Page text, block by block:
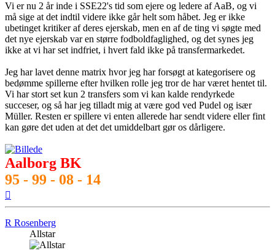
Vi er nu 2 år inde i SSE22's tid som ejere og ledere af AaB, og vi
må sige at det indtil videre ikke går helt som håbet. Jeg er ikke
ubetinget kritiker af deres ejerskab, men en af de ting vi søgte med
det nye ejerskab var en større fodboldfaglighed, og det synes jeg
ikke at vi har set indfriet, i hvert fald ikke på transfermarkedet.
Jeg har lavet denne matrix hvor jeg har forsøgt at kategorisere og
bedømme spillerne efter hvilken rolle jeg tror de har været hentet til.
Vi har stort set kun 2 transfers som vi kan kalde rendyrkede
succeser, og så har jeg tilladt mig at være god ved Pudel og især
Müller. Resten er spillere vi enten allerede har sendt videre eller fint
kan gøre det uden at det det umiddelbart gør os dårligere.
Aalborg BK
95 - 99 - 08 - 14
R Rosenberg
Allstar